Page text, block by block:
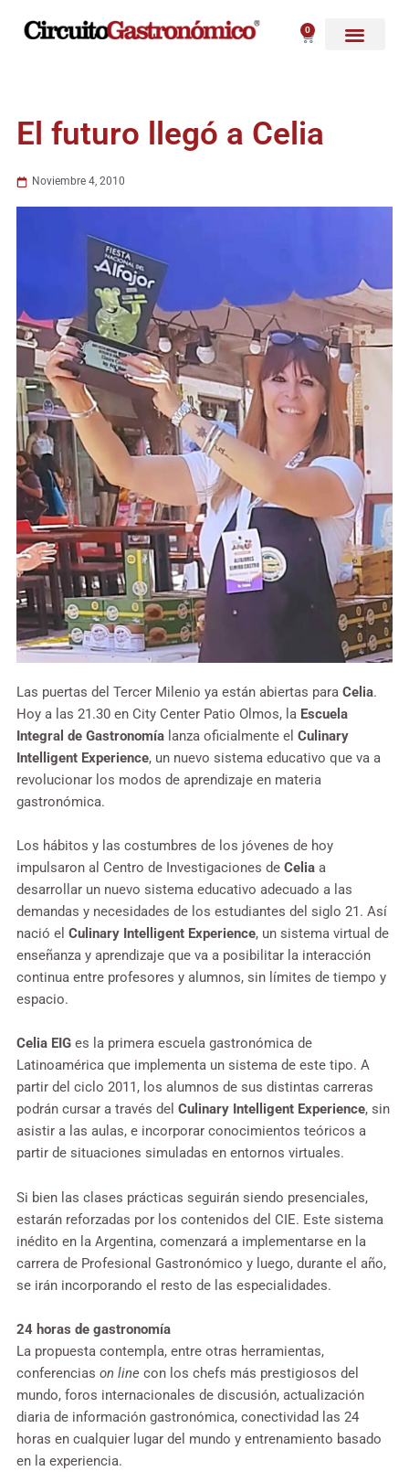
0
Carrito
El futuro llegó a Celia
Noviembre 4, 2010
Las puertas del Tercer Milenio ya están abiertas para Celia.
Hoy a las 21.30 en City Center Patio Olmos, la Escuela
Integral de Gastronomía lanza oficialmente el Culinary
Intelligent Experience, un nuevo sistema educativo que va a
revolucionar los modos de aprendizaje en materia
gastronómica.
Los hábitos y las costumbres de los jóvenes de hoy
impulsaron al Centro de Investigaciones de Celia a
desarrollar un nuevo sistema educativo adecuado a las
demandas y necesidades de los estudiantes del siglo 21. Así
nació el Culinary Intelligent Experience, un sistema virtual de
enseñanza y aprendizaje que va a posibilitar la interacción
continua entre profesores y alumnos, sin límites de tiempo y
espacio.
Celia EIG es la primera escuela gastronómica de
Latinoamérica que implementa un sistema de este tipo. A
partir del ciclo 2011, los alumnos de sus distintas carreras
podrán cursar a través del Culinary Intelligent Experience, sin
asistir a las aulas, e incorporar conocimientos teóricos a
partir de situaciones simuladas en entornos virtuales.
Si bien las clases prácticas seguirán siendo presenciales,
estarán reforzadas por los contenidos del CIE. Este sistema
inédito en la Argentina, comenzará a implementarse en la
carrera de Profesional Gastronómico y luego, durante el año,
se irán incorporando el resto de las especialidades.
24 horas de gastronomía
La propuesta contempla, entre otras herramientas,
conferencias on line con los chefs más prestigiosos del
mundo, foros internacionales de discusión, actualización
diaria de información gastronómica, conectividad las 24
horas en cualquier lugar del mundo y entrenamiento basado
en la experiencia.